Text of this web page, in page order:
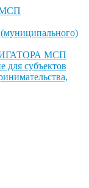
МСП
(муниципального)
МСП
для субъектов